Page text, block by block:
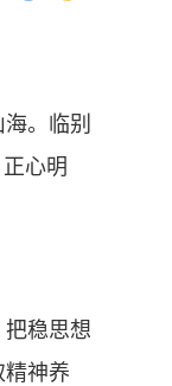
。临别
心明
稳思想
神养